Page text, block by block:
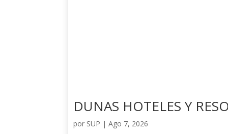
DUNAS HOTELES Y
por SUP |Ago 7, 2026